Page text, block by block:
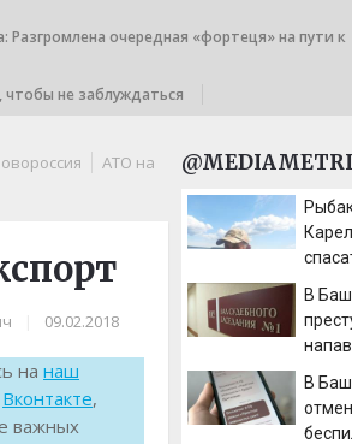
очередная «фортеця» на пути к
не заблуждаться
АТО на
09.02.2018
на наш
Вконтакте,
важных
В
В